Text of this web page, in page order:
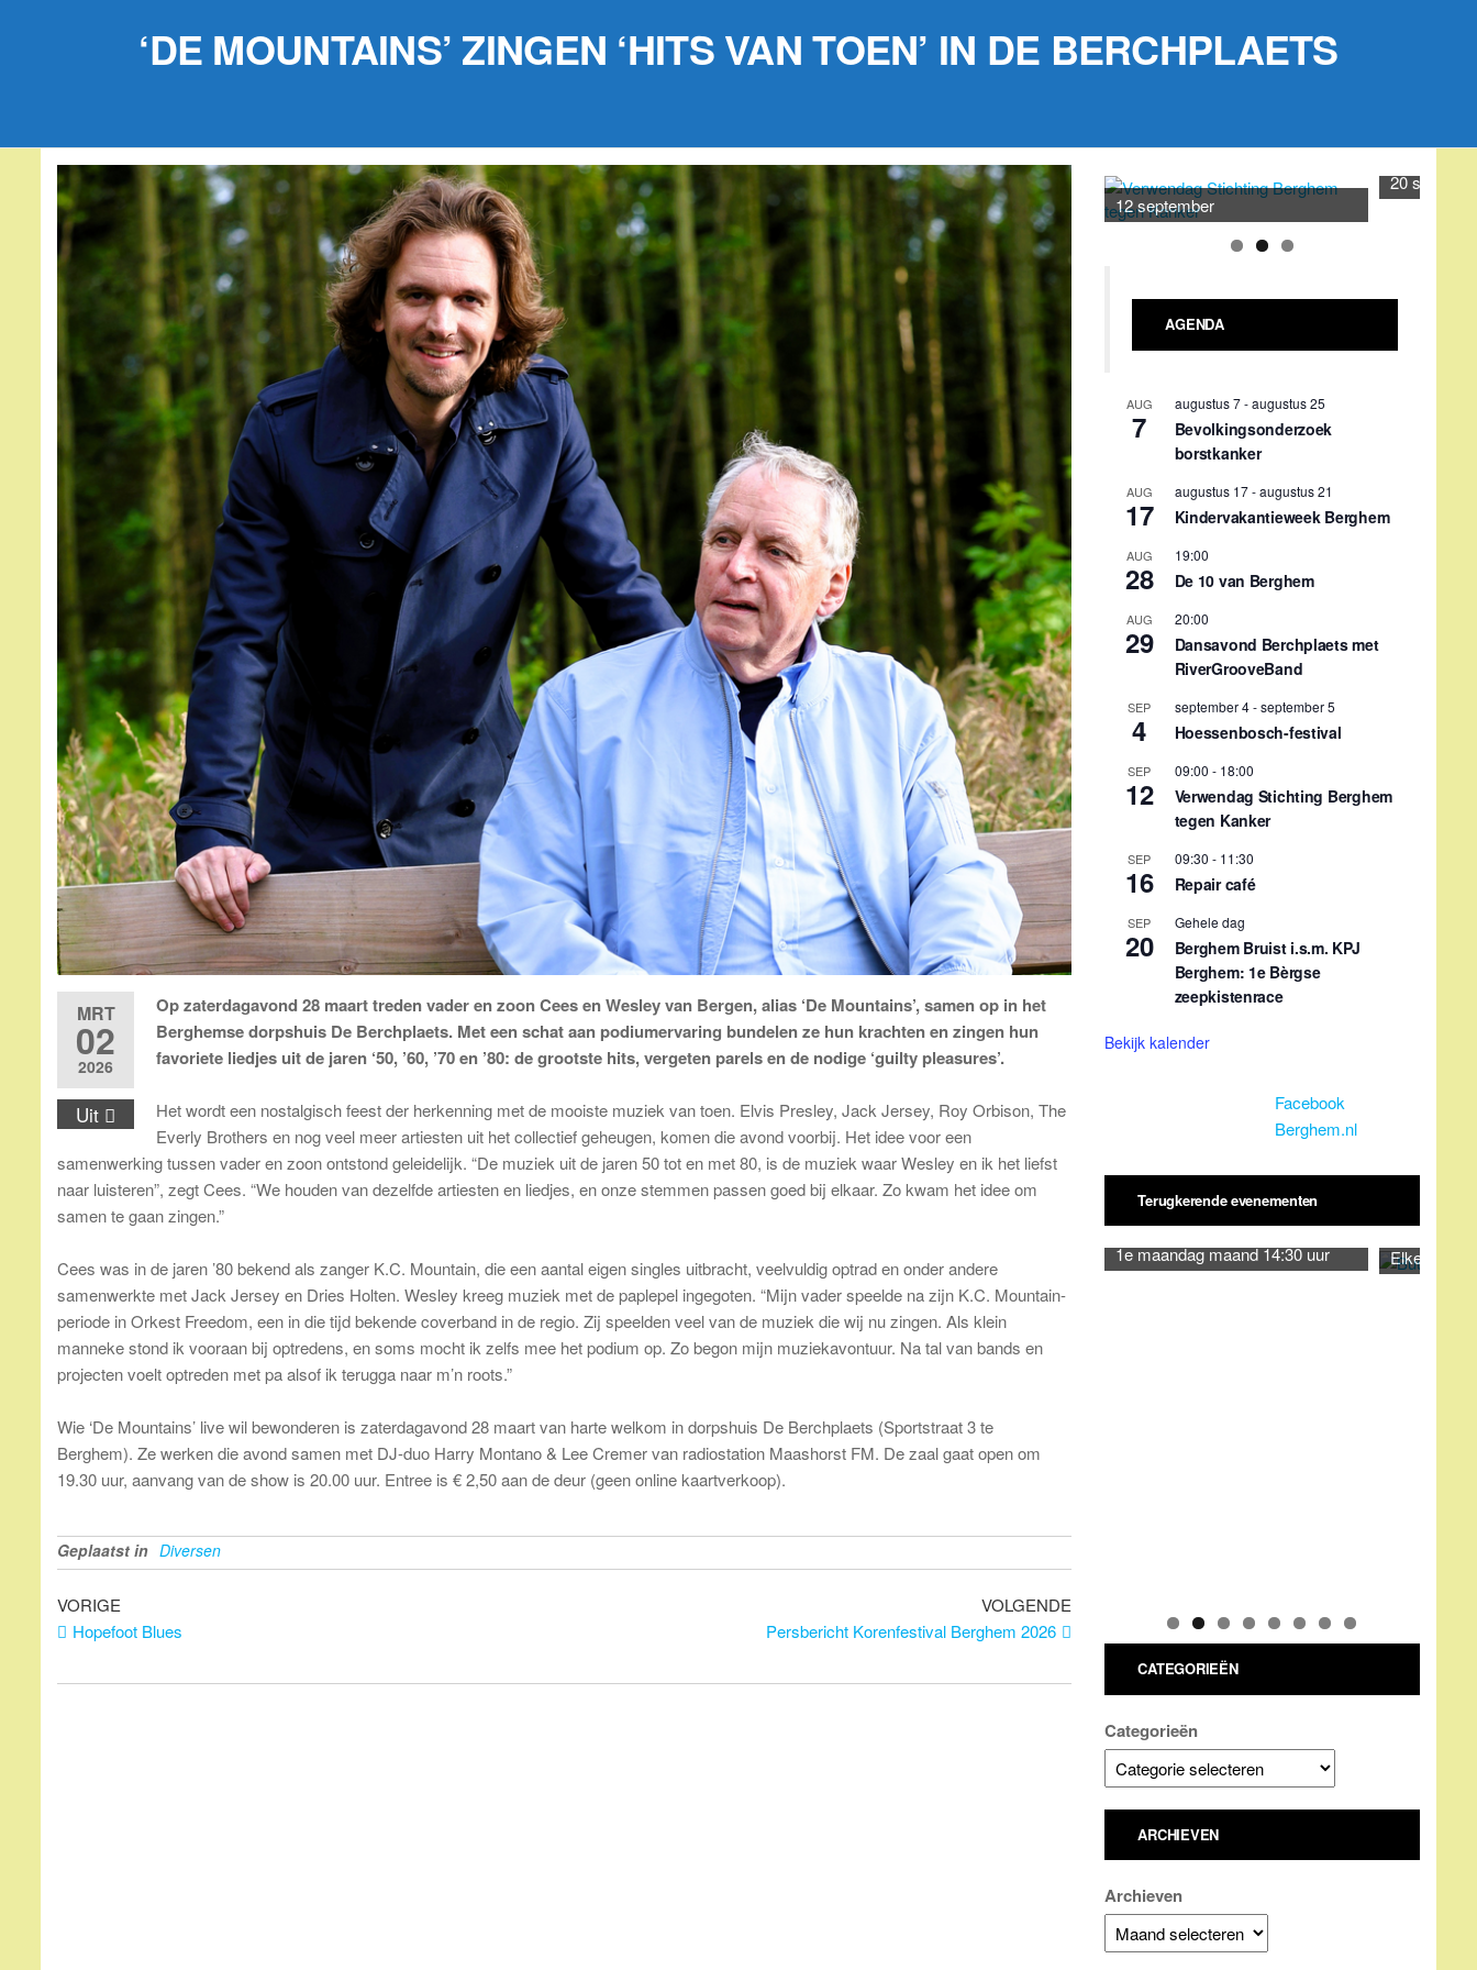
‘DE MOUNTAINS’ ZINGEN ‘HITS VAN TOEN’ IN DE BERCHPLAETS
MRT
02
2026
Uit
Op zaterdagavond 28 maart treden vader en zoon Cees en Wesley van Bergen, alias ‘De Mountains’, samen op in het
Berghemse dorpshuis De Berchplaets. Met een schat aan podiumervaring bundelen ze hun krachten en zingen hun
favoriete liedjes uit de jaren ‘50, ’60, ’70 en ’80: de grootste hits, vergeten parels en de nodige ‘guilty pleasures’.
Het wordt een nostalgisch feest der herkenning met de mooiste muziek van toen. Elvis Presley, Jack Jersey, Roy Orbison, The
Everly Brothers en nog veel meer artiesten uit het collectief geheugen, komen die avond voorbij. Het idee voor een
samenwerking tussen vader en zoon ontstond geleidelijk. “De muziek uit de jaren 50 tot en met 80, is de muziek waar Wesley en ik het liefst
naar luisteren”, zegt Cees. “We houden van dezelfde artiesten en liedjes, en onze stemmen passen goed bij elkaar. Zo kwam het idee om
samen te gaan zingen.”
Cees was in de jaren ’80 bekend als zanger K.C. Mountain, die een aantal eigen singles uitbracht, veelvuldig optrad en onder andere
samenwerkte met Jack Jersey en Dries Holten. Wesley kreeg muziek met de paplepel ingegoten. “Mijn vader speelde na zijn K.C. Mountain-
periode in Orkest Freedom, een in die tijd bekende coverband in de regio. Zij speelden veel van de muziek die wij nu zingen. Als klein
manneke stond ik vooraan bij optredens, en soms mocht ik zelfs mee het podium op. Zo begon mijn muziekavontuur. Na tal van bands en
projecten voelt optreden met pa alsof ik terugga naar m’n roots.”
Wie ‘De Mountains’ live wil bewonderen is zaterdagavond 28 maart van harte welkom in dorpshuis De Berchplaets (Sportstraat 3 te
Berghem). Ze werken die avond samen met DJ-duo Harry Montano & Lee Cremer van radiostation Maashorst FM. De zaal gaat open om
19.30 uur, aanvang van de show is 20.00 uur. Entree is € 2,50 aan de deur (geen online kaartverkoop).
Geplaatst in Diversen
Bericht
navigatie
Vorig
bericht
VORIGE
Hopefoot Blues
Volgend
bericht
VOLGENDE
Persbericht Korenfestival Berghem 2026
29 augustus
12 september
20
AGENDA
AUG
7
augustus 7-augustus 25
Bevolkingsonderzoek
borstkanker
AUG
17
augustus 17-augustus 21
Kindervakantieweek Berghem
AUG
28
19:00
De 10 van Berghem
AUG
29
20:00
Dansavond Berchplaets met
RiverGrooveBand
SEP
4
september 4-september 5
Hoessenbosch-festival
SEP
12
09:00 - 18:00
Verwendag Stichting Berghem
tegen Kanker
SEP
16
09:30 - 11:30
Repair café
SEP
20
Gehele dag
Berghem Bruist i.s.m. KPJ
Berghem: 1e Bèrgse
zeepkistenrace
Bekijk kalender
Facebook
Berghem.nl
Terugkerende evenementen
1e maandag maand 14:30 uur Elke
CATEGORIEËN
Categorieën
ARCHIEVEN
Archieven